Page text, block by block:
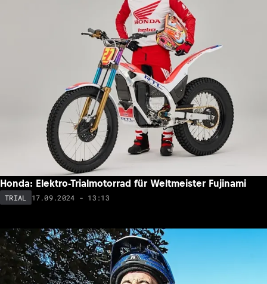
Honda: Elektro-Trialmotorrad für Weltmeister Fujinami
TRIAL 17.09.2024 - 13:13